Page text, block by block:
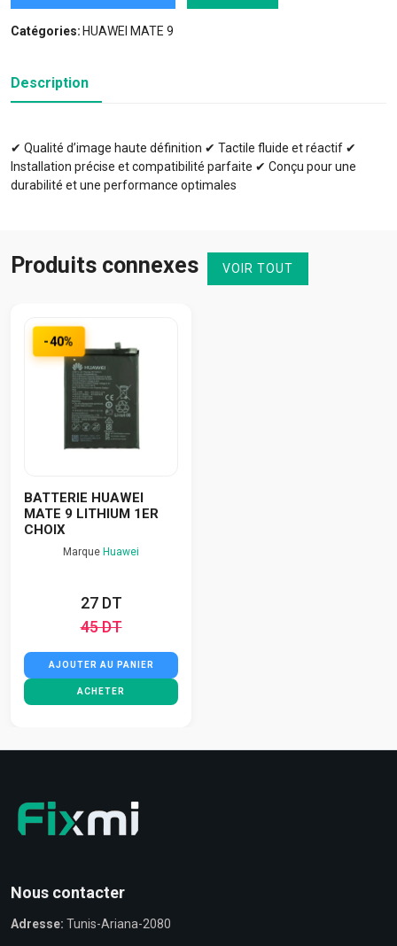
Catégories: HUAWEI MATE 9
Description
✔ Qualité d’image haute définition ✔ Tactile fluide et réactif ✔
Installation précise et compatibilité parfaite ✔ Conçu pour une
durabilité et une performance optimales
Produits connexes VOIR TOUT
-40%
BATTERIE HUAWEI
MATE 9 LITHIUM 1ER
CHOIX
Marque Huawei
27 DT
45 DT
AJOUTER AU PANIER
ACHETER
Nous contacter
Adresse: Tunis-Ariana-2080